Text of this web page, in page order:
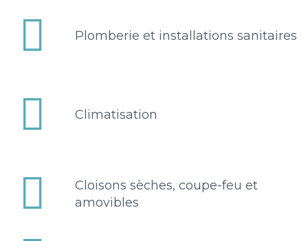

 Plomberie et installations sanitaires

 Climatisation


Cloisons sèches, coupe-feu et
amovibles